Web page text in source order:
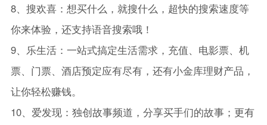
8、搜欢喜：想买什么，就搜什么，超快的搜索速度等
你来体验，还支持语音搜索哦！
9、乐生活：一站式搞定生活需求，充值、电影票、机
票、门票、酒店预定应有尽有，还有小金库理财产品，
让你轻松赚钱。
10、爱发现：独创故事频道，分享买手们的故事；更有